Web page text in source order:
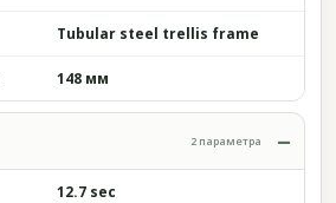
Tubular steel trellis frame
148 мм
2 параметра
12.7 sec